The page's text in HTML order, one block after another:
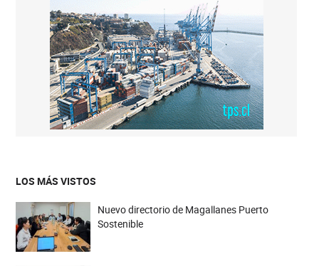
LOS MÁS VISTOS
Nuevo directorio de Magallanes Puerto
Sostenible